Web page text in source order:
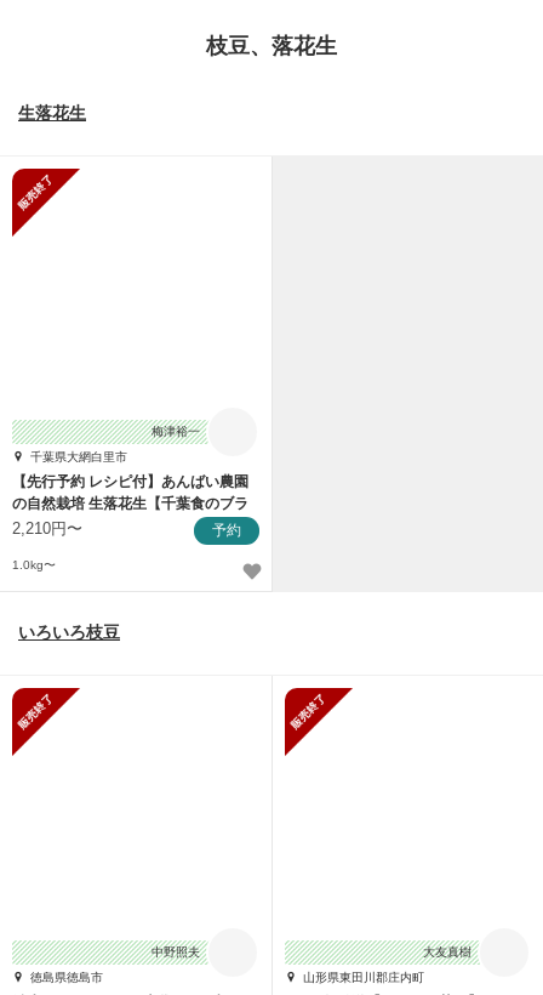
枝豆、落花生
生落花生
梅津裕一
千葉県大網白里市
【先行予約 レシピ付】あんばい農園
の自然栽培 生落花生【千葉食のブラ
ンド受賞】
2,210円〜 予約
1.0kg〜
いろいろ枝豆
中野照夫
徳島県徳島市
大友真樹
山形県東田川郡庄内町